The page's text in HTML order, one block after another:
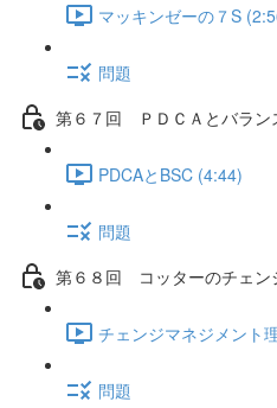
マッキンゼーの７S
問題
第６７回 ＰＤＣＡとバラン
PDCAとBSC (4:44)
問題
第６８回 コッターのチェン
チェンジマネジメント
問題